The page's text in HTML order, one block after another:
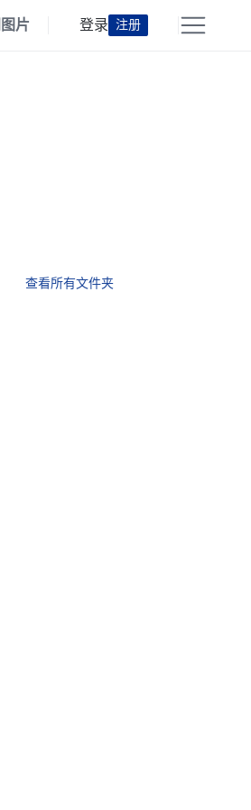
图片 登录 注册
查看所有文件夹